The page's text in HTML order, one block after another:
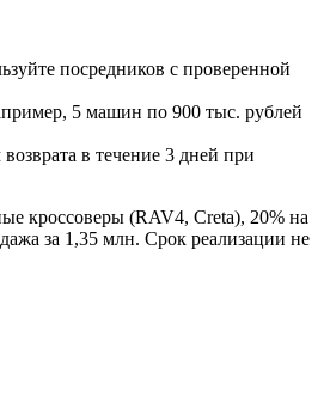
посредников с проверенной
5 машин по 900 тыс. рублей
в течение 3 дней при
кроссоверы (RAV4, Creta), 20% на
за 1,35 млн. Срок реализации не